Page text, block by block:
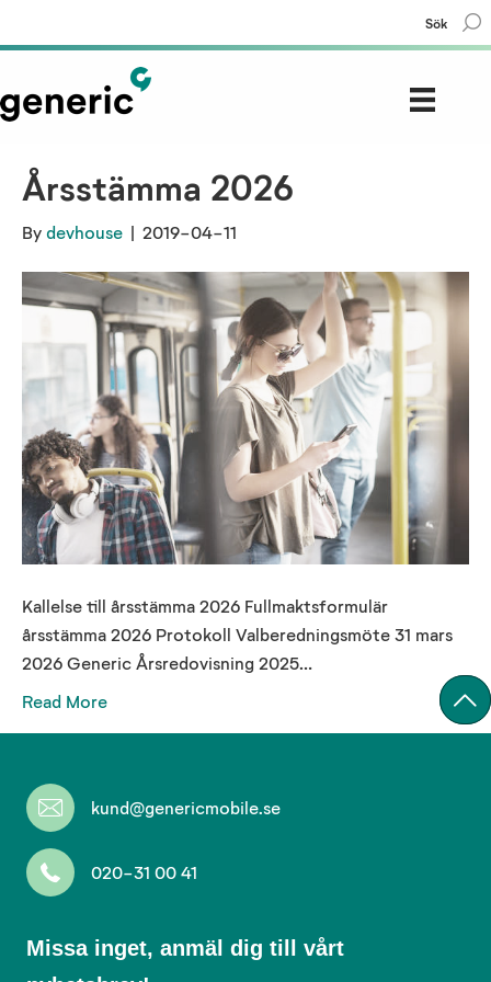
Sök
Årsstämma 2026
By devhouse | 2019-04-11
Kallelse till årsstämma 2026 Fullmaktsformulär
årsstämma 2026 Protokoll Valberedningsmöte 31 mars
2026 Generic Årsredovisning 2025…
Read More
kund@genericmobile.se
020-31 00 41
Missa
Missa inget, anmäl dig till vårt